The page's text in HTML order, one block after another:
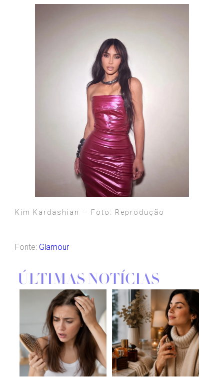
Kim Kardashian — Foto: Reprodução
Fonte: Glamour
ÚLTIMAS NOTÍCIAS